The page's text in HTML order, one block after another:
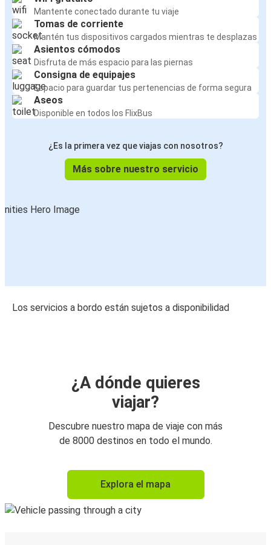
Mantente conectado durante tu viaje
Tomas de corriente
Mantén tus dispositivos cargados mientras te desplazas
Asientos cómodos
Disfruta de más espacio para las piernas
Consigna de equipajes
Espacio para guardar tus pertenencias de forma segura
Aseos
Disponible en todos los FlixBus
¿Es la primera vez que viajas con nosotros?
Más sobre nuestro servicio
Los servicios a bordo están sujetos a disponibilidad
¿A dónde quieres
viajar?
Descubre nuestro mapa de viaje con más
de 8000 destinos en todo el mundo.
Explora el mapa